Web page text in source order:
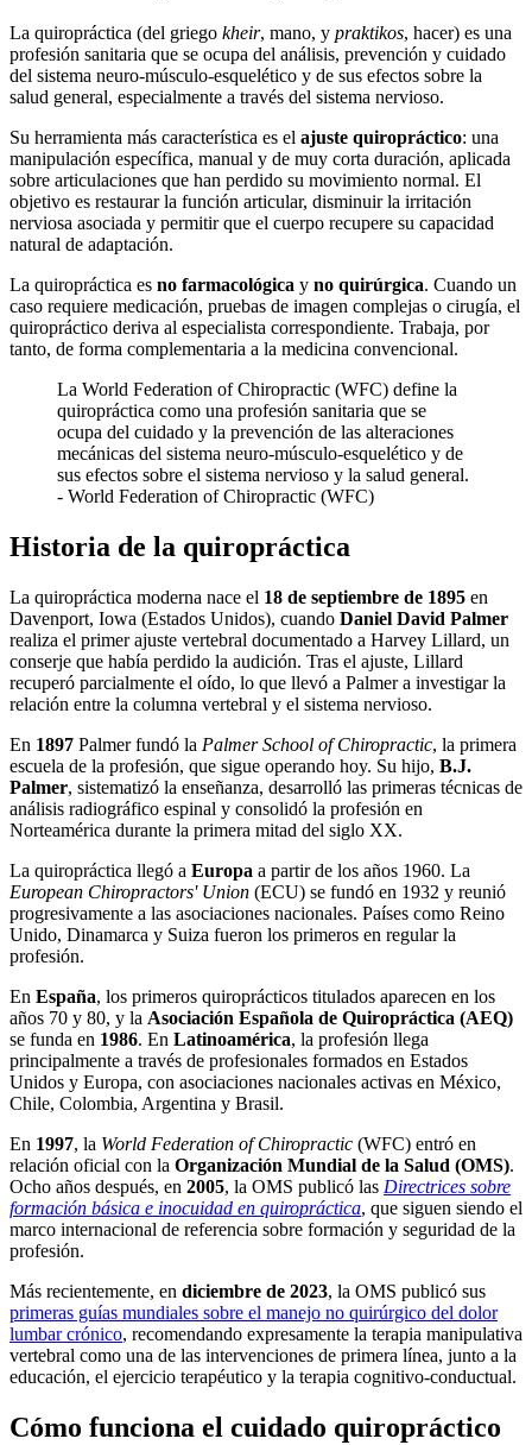
La quiropráctica (del griego kheir, mano, y praktikos, hacer) es una
profesión sanitaria que se ocupa del análisis, prevención y cuidado
del sistema neuro-músculo-esquelético y de sus efectos sobre la
salud general, especialmente a través del sistema nervioso.
Su herramienta más característica es el ajuste quiropráctico: una
manipulación específica, manual y de muy corta duración, aplicada
sobre articulaciones que han perdido su movimiento normal. El
objetivo es restaurar la función articular, disminuir la irritación
nerviosa asociada y permitir que el cuerpo recupere su capacidad
natural de adaptación.
La quiropráctica es no farmacológica y no quirúrgica. Cuando un
caso requiere medicación, pruebas de imagen complejas o cirugía, el
quiropráctico deriva al especialista correspondiente. Trabaja, por
tanto, de forma complementaria a la medicina convencional.
La World Federation of Chiropractic (WFC) define la
quiropráctica como una profesión sanitaria que se
ocupa del cuidado y la prevención de las alteraciones
mecánicas del sistema neuro-músculo-esquelético y de
sus efectos sobre el sistema nervioso y la salud general.
- World Federation of Chiropractic (WFC)
Historia de la quiropráctica
La quiropráctica moderna nace el 18 de septiembre de 1895 en
Davenport, Iowa (Estados Unidos), cuando Daniel David Palmer
realiza el primer ajuste vertebral documentado a Harvey Lillard, un
conserje que había perdido la audición. Tras el ajuste, Lillard
recuperó parcialmente el oído, lo que llevó a Palmer a investigar la
relación entre la columna vertebral y el sistema nervioso.
En 1897 Palmer fundó la Palmer School of Chiropractic, la primera
escuela de la profesión, que sigue operando hoy. Su hijo, B.J.
Palmer, sistematizó la enseñanza, desarrolló las primeras técnicas de
análisis radiográfico espinal y consolidó la profesión en
Norteamérica durante la primera mitad del siglo XX.
La quiropráctica llegó a Europa a partir de los años 1960. La
European Chiropractors' Union (ECU) se fundó en 1932 y reunió
progresivamente a las asociaciones nacionales. Países como Reino
Unido, Dinamarca y Suiza fueron los primeros en regular la
profesión.
En España, los primeros quiroprácticos titulados aparecen en los
años 70 y 80, y la Asociación Española de Quiropráctica (AEQ)
se funda en 1986. En Latinoamérica, la profesión llega
principalmente a través de profesionales formados en Estados
Unidos y Europa, con asociaciones nacionales activas en México,
Chile, Colombia, Argentina y Brasil.
En 1997, la World Federation of Chiropractic (WFC) entró en
relación oficial con la Organización Mundial de la Salud (OMS).
Ocho años después, en 2005, la OMS publicó las Directrices sobre
formación básica e inocuidad en quiropráctica, que siguen siendo el
marco internacional de referencia sobre formación y seguridad de la
profesión.
Más recientemente, en diciembre de 2023, la OMS publicó sus
primeras guías mundiales sobre el manejo no quirúrgico del dolor
lumbar crónico, recomendando expresamente la terapia manipulativa
vertebral como una de las intervenciones de primera línea, junto a la
educación, el ejercicio terapéutico y la terapia cognitivo-conductual.
Cómo funciona el cuidado quiropráctico